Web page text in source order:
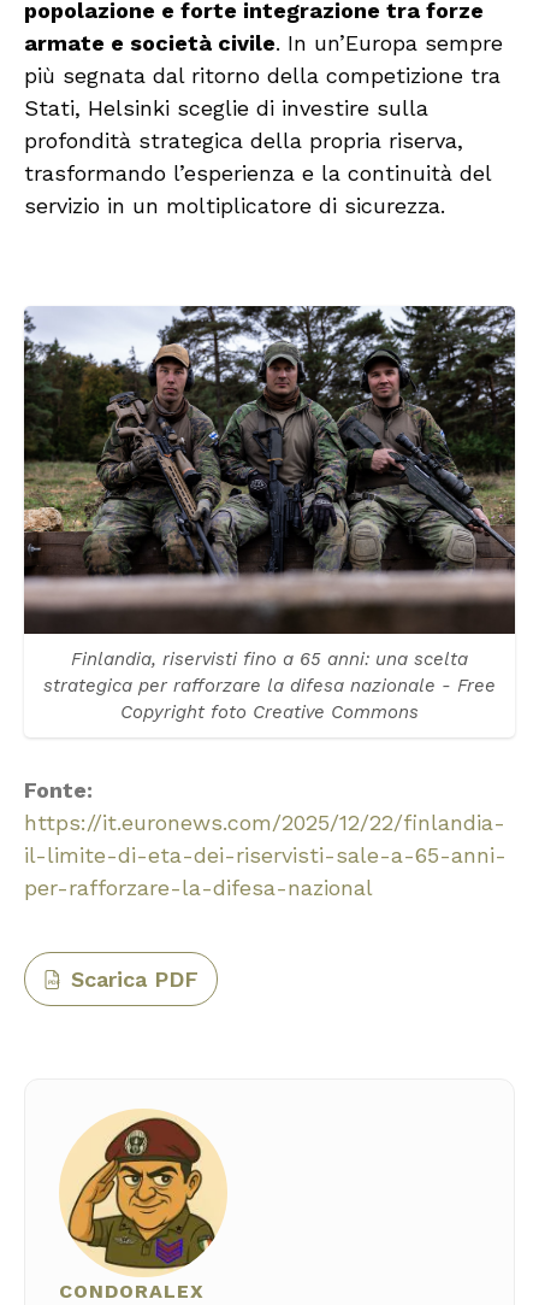
popolazione e forte integrazione tra forze
armate e società civile. In un’Europa sempre
più segnata dal ritorno della competizione tra
Stati, Helsinki sceglie di investire sulla
profondità strategica della propria riserva,
trasformando l’esperienza e la continuità del
servizio in un moltiplicatore di sicurezza.
Finlandia, riservisti fino a 65 anni: una scelta
strategica per rafforzare la difesa nazionale - Free
Copyright foto Creative Commons
Fonte:
https://it.euronews.com/2025/12/22/finlandia-
il-limite-di-eta-dei-riservisti-sale-a-65-anni-
per-rafforzare-la-difesa-nazional
PDF Scarica PDF
CONDORALEX